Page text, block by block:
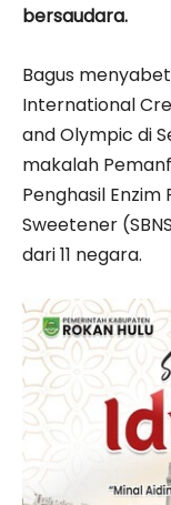
bersaudara.
Bagus
International
and Olympic di
makalah
Penghasil
Sweetener
dari 11 negara.